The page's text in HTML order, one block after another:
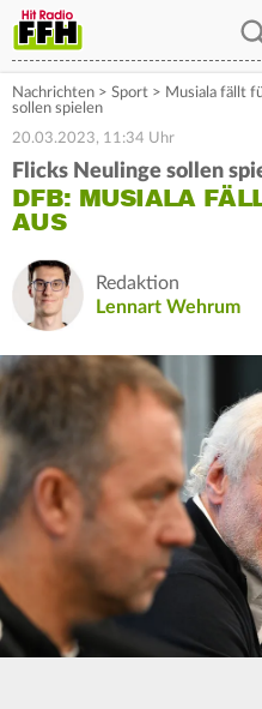
Nachrichten > Sport > Musiala fällt
sollen spielen
20.03.2023, 11:34 Uhr
Flicks Neulinge sollen
DFB: MUSIALA
AUS
Redaktion
Lennart Wehrum